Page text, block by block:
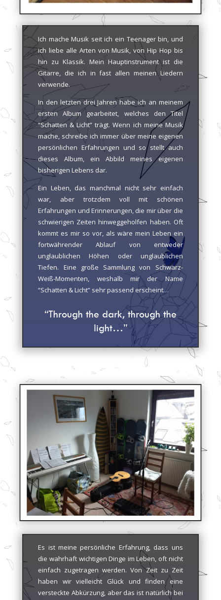
Ich mache Musik seit ich ein Teenager bin, und
ich liebe alle Arten von Musik, von Hip Hop bis
hin zu Klassik. Mein Hauptinstrument ist die
Gitarre, die ich in fast allen meinen Liedern
verwende.
In den letzten drei Jahren habe ich an meinem
ersten Album gearbeitet, welches den Titel
“Schatten & Licht” trägt. Wenn ich meine Musik
mache, schreibe ich immer über meine eigenen
persönlichen Erfahrungen und so stellt auch
dieses Album, ein Abbild meines eigenen
bisherigen Lebens dar.
Ein Leben, das manchmal nicht sehr einfach
war, aber trotzdem voll mit schönen
Erfahrungen und Erinnerungen, die mir über die
schwierigen Zeiten hinweggeholfen haben. Oft
kommt es mir so vor, als wäre mein Leben ein
fortwährender Ablauf von entweder
unglaublichen Höhen oder unglaublichen
Tiefen. Eine große Sammlung von Schwarz-
Weiß-Momenten, weshalb mir der Name
“Schatten & Licht” sehr passend erscheint…
“Through the dark, through the
light…”
Es ist meine persönliche Erfahrung, dass uns
die wahrhaft wichtigen Dinge im Leben, oft nicht
einfach zugetragen werden. Von Zeit zu Zeit
haben wir vielleicht Glück und finden eine
versteckte Abkürzung, aber das ist natürlich bei